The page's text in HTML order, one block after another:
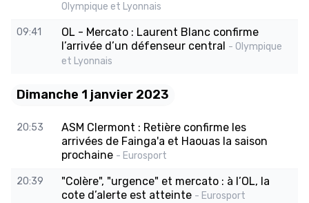
Olympique et Lyonnais
09:41
OL - Mercato : Laurent Blanc confirme
l’arrivée d’un défenseur central - Olympique
et Lyonnais
Dimanche 1 janvier 2023
20:53
ASM Clermont : Retière confirme les
arrivées de Fainga'a et Haouas la saison
prochaine - Eurosport
20:39
"Colère", "urgence" et mercato : à l’OL, la
cote d’alerte est atteinte - Eurosport